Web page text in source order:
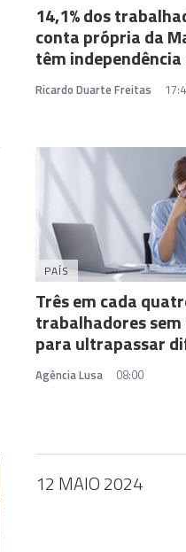
14,1% dos
conta própria da
têm
Ricardo Duarte Freitas
PAÍS
Três em cada
trabalhadores
para ultrapassar
Agência Lusa 08:00
12 MAIO 2024